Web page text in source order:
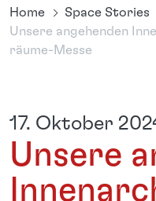
Home
Space Stories
Unsere angehenden
räume-Messe
17. Oktober
Unsere